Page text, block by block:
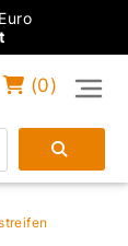
(0)